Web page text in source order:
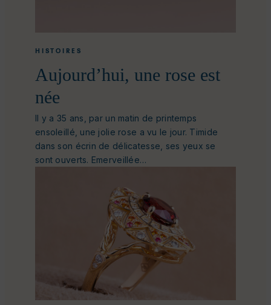
HISTOIRES
Aujourd’hui, une rose est
née
Il y a 35 ans, par un matin de printemps
ensoleillé, une jolie rose a vu le jour. Timide
dans son écrin de délicatesse, ses yeux se
sont ouverts. Emerveillée…